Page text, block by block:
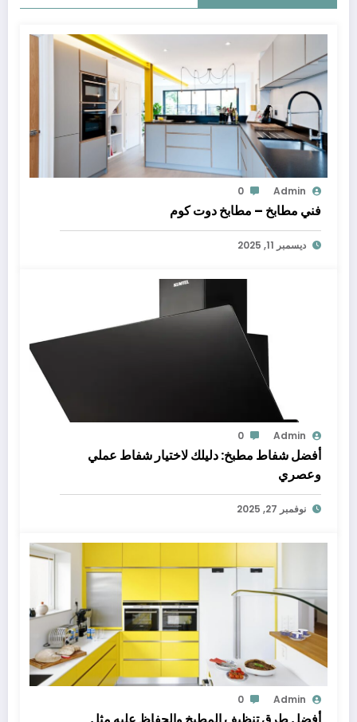
Admin
0
فني مطابخ – مطابخ دوت كوم
ديسمبر 11, 2025
Admin
0
أفضل شفاط مطبخ: دليلك لاختيار شفاط عملي
وعصري
نوفمبر 27, 2025
Admin
0